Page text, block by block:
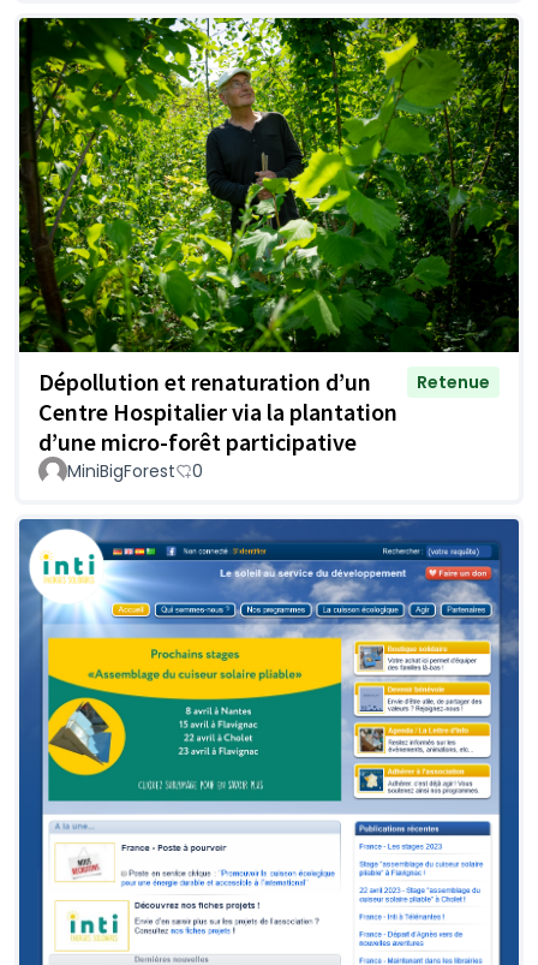
Dépollution et renaturation d’un
Centre Hospitalier via la plantation
d’une micro-forêt participative
Retenue
MiniBigForest 0